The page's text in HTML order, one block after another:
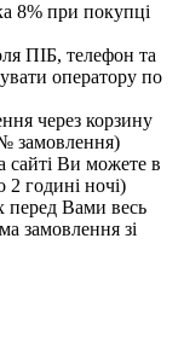
8% при покупці
ПІБ, телефон та
оператору по
через корзину
замовлення)
сайті Ви можете в
2 годині ночі)
перед Вами весь
замовлення зі